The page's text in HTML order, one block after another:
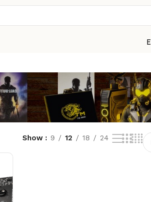
Show 9 12 18 24